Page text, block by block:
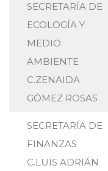
SECRETARÍA DE
ECOLOGÍA Y
MEDIO
AMBIENTE
C.ZENAIDA
GÓMEZ ROSAS
SECRETARÍA DE
FINANZAS
C.LUIS ADRIÁN